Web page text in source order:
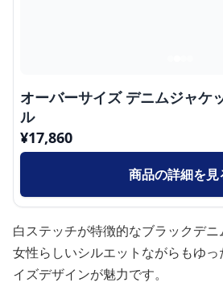
オーバーサイズ デニムジャケ
ル
¥17,860
商品の詳細を見
白ステッチが特徴的なブラックデニ
女性らしいシルエットながらもゆ
イズデザインが魅力です。